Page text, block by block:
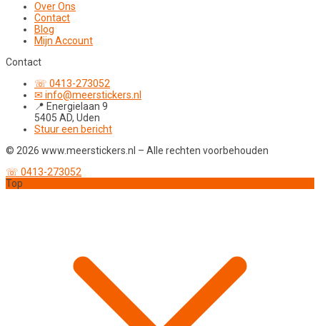
Over Ons
Contact
Blog
Mijn Account
Contact
☏ 0413-273052
✉ info@meerstickers.nl
📍 Energielaan 9
5405 AD, Uden
Stuur een bericht
© 2026 www.meerstickers.nl – Alle rechten voorbehouden
☏ 0413-273052
Top